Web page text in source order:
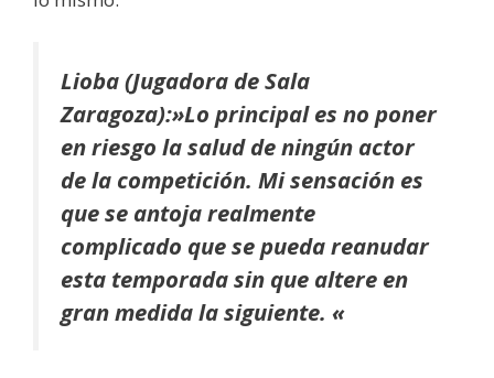
Lioba (Jugadora de Sala
Zaragoza):»Lo principal es no poner
en riesgo la salud de ningún actor
de la competición. Mi sensación es
que se antoja realmente
complicado que se pueda reanudar
esta temporada sin que altere en
gran medida la siguiente. «